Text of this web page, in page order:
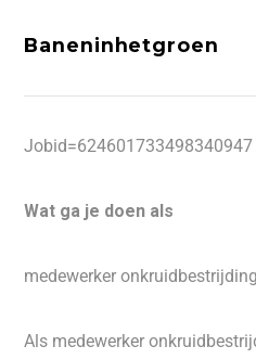
Baneninhetgroen
Jobid=624601733498340947
Wat ga je doen als
medewerker
Als medewerker